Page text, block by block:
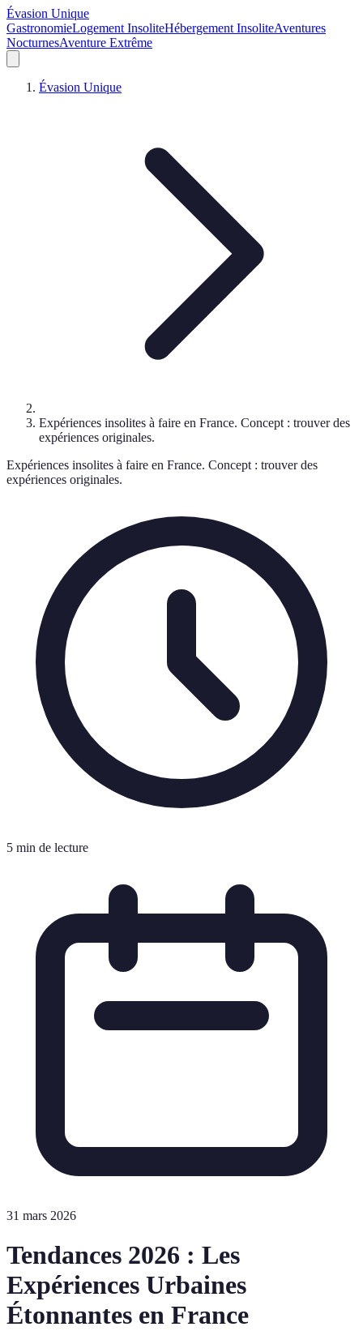
Évasion Unique
GastronomieLogement InsoliteHébergement InsoliteAventures
NocturnesAventure Extrême
Évasion Unique
Expériences insolites à faire en France. Concept : trouver des
expériences originales.
Expériences insolites à faire en France. Concept : trouver des
expériences originales.
5 min de lecture
31 mars 2026
Tendances 2026 : Les
Expériences Urbaines
Étonnantes en France